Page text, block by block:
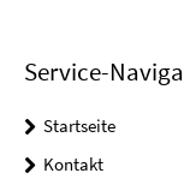
Service-
Startseite
Kontakt